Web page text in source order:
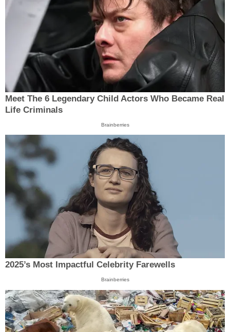
Meet The 6 Legendary Child Actors Who Became Real
Life Criminals
Brainberries
2025’s Most Impactful Celebrity Farewells
Brainberries